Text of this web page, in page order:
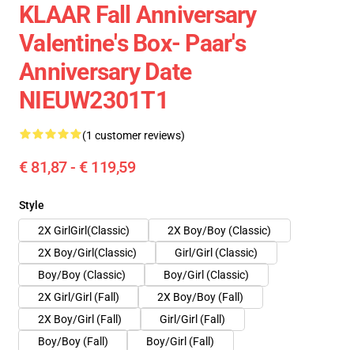
KLAAR Fall Anniversary
Valentine's Box- Paar's
Anniversary Date
NIEUW2301T1
(1 customer reviews)
€ 81,87 - € 119,59
Style
2X GirlGirl(Classic)
2X Boy/Boy (Classic)
2X Boy/Girl(Classic)
Girl/Girl (Classic)
Boy/Boy (Classic)
Boy/Girl (Classic)
2X Girl/Girl (Fall)
2X Boy/Boy (Fall)
2X Boy/Girl (Fall)
Girl/Girl (Fall)
Boy/Boy (Fall)
Boy/Girl (Fall)